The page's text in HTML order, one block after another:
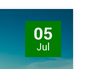
05
Jul